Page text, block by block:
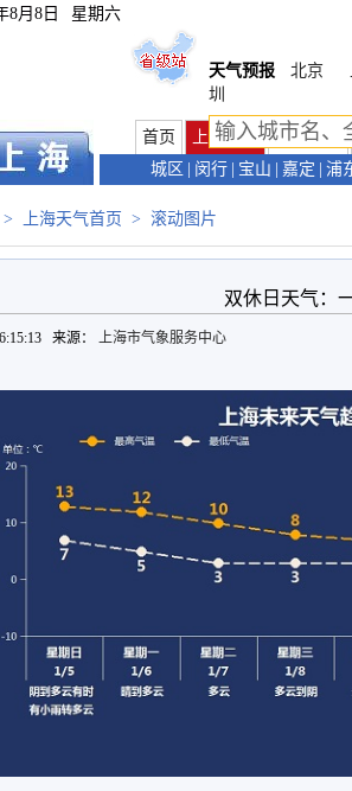
8月8日 星期六
天气预报 北京
圳
首页 上海首页
天气预报
城区
闵行 宝山 嘉定 浦
> 上海天气首页 > 滚动图片
双休日天气：
来源： 上海市气象服务中心